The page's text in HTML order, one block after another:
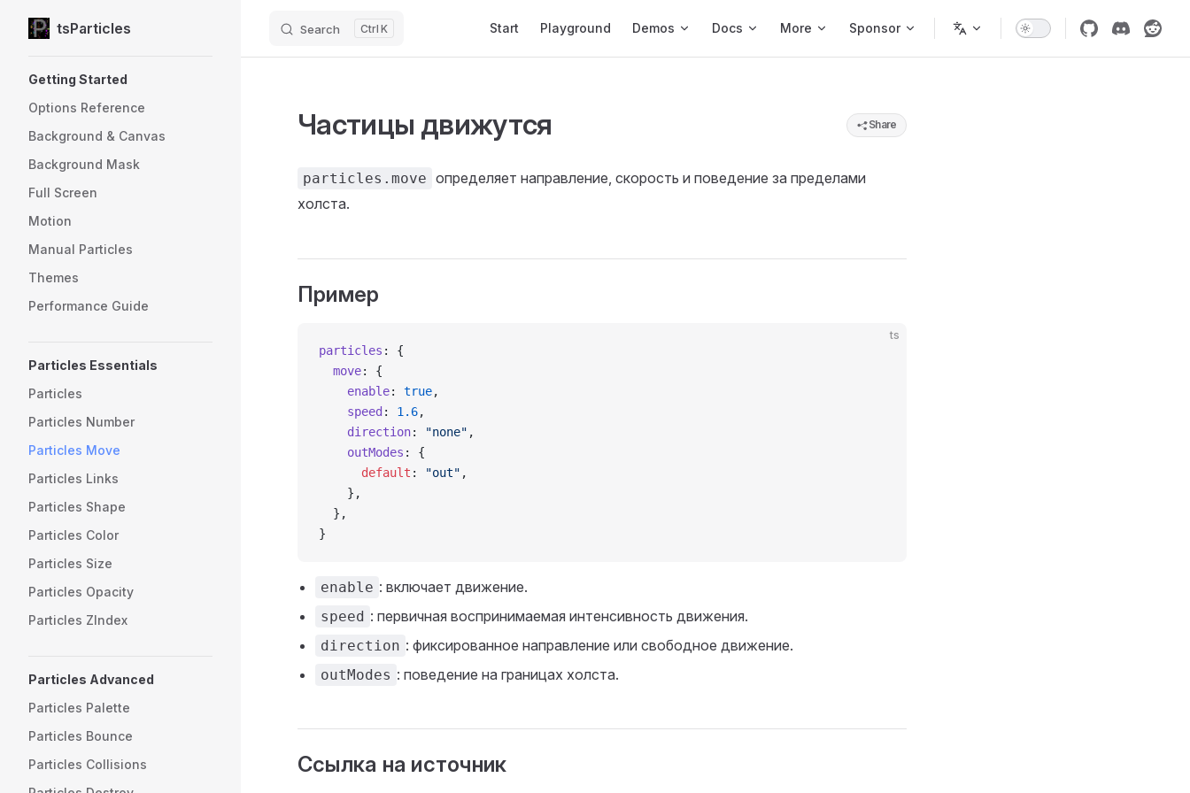
Skip to content
tsParticles Search K Start Playground Demos Docs More Sponsor
Getting Started
Options Reference
Background & Canvas
Background Mask
Full Screen
Motion
Manual Particles
Themes
Performance Guide
Particles Essentials
Particles
Particles Number
Particles Move
Particles Links
Particles Shape
Particles Color
Particles Size
Particles Opacity
Particles ZIndex
Particles Advanced
Particles Palette
Particles Bounce
Particles Collisions
Частицы движутся Share
particles.move определяет направление, скорость и поведение за пределами
холста.
Пример
ts
particles : {
  move
: {
    enable
: true,
    speed
: 1.6,
    direction
: "none" ,
    outModes
: {
      default
: "out" ,
    },
  },
}
enable : включает движение.
speed : первичная воспринимаемая интенсивность движения.
direction : фиксированное направление или свободное движение.
outModes : поведение на границах холста.
Ссылка на источник